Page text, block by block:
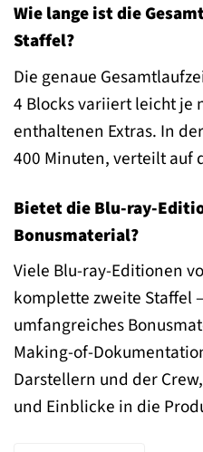
Wie lange ist die
Staffel?
Die genaue
4 Blocks variiert leicht je
enthaltenen Extras. In
400 Minuten, verteilt auf
Bietet die Blu-ray-
Bonusmaterial?
Viele Blu-ray-Editionen
komplette zweite Staffel
umfangreiches
Making-of-
Darstellern und der
und Einblicke in die